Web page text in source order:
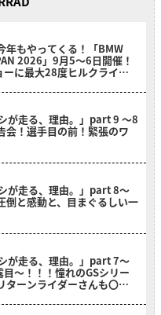
年もやってくる！「BMW
2026」9月5〜6日開催！
に最大28度ヒルクライム
が走る、理由。」part 9 〜8
会！選手目の前！緊張のワ
が走る、理由。」part 8〜
倒と感動と、目まぐるしい一
が走る、理由。」part 7～
～！！！憧れのGSシリー
ターンライダーさんも〇〇